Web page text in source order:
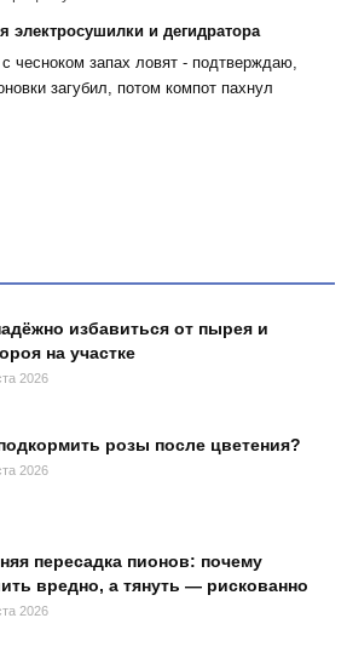
электросушилки и дегидратора
чесноком запах ловят - подтверждаю,
загубил, потом компот пахнул
избавиться от пырея и
на участке
2026
розы после цветения?
2026
пересадка пионов: почему
вредно, а тянуть — рискованно
2026